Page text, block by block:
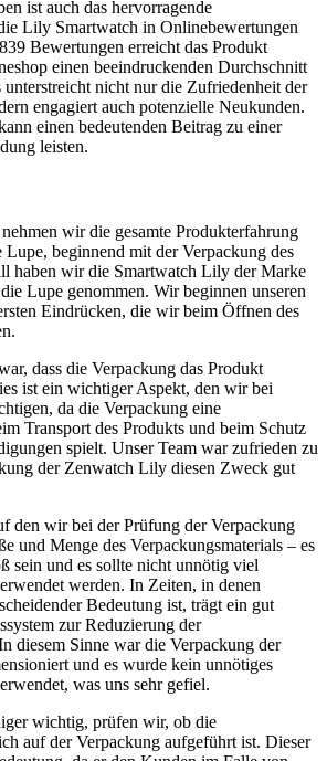
ist auch das hervorragende
Lily Smartwatch in Onlinebewertungen
Bewertungen erreicht das Produkt
einen beeindruckenden Durchschnitt
nicht nur die Zufriedenheit der
engagiert auch potenzielle Neukunden.
einen bedeutenden Beitrag zu einer
leisten.
wir die gesamte Produkterfahrung
beginnend mit der Verpackung des
haben wir die Smartwatch Lily der Marke
Lupe genommen. Wir beginnen unseren
Eindrücken, die wir beim Öffnen des
dass die Verpackung das Produkt
ist ein wichtiger Aspekt, den wir bei
da die Verpackung eine
Transport des Produkts und beim Schutz
spielt. Unser Team war zufrieden zu
der Zenwatch Lily diesen Zweck gut
den wir bei der Prüfung der Verpackung
und Menge des Verpackungsmaterials – es
sein und es sollte nicht unnötig viel
werden. In Zeiten, in denen
Bedeutung ist, trägt ein gut
zur Reduzierung der
diesem Sinne war die Verpackung der
und es wurde kein unnötiges
was uns sehr gefiel.
wichtig, prüfen wir, ob die
auf der Verpackung aufgeführt ist. Dieser